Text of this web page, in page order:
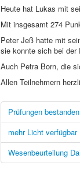
Heute hat Lukas mit
Mit insgesamt 274
Peter Jeß hatte mit
sie konnte sich bei der
Auch Petra Born, die
Allen Teilnehmern
Prüfungen bestanden
mehr Licht verfügbar
Wesenbeurteilung